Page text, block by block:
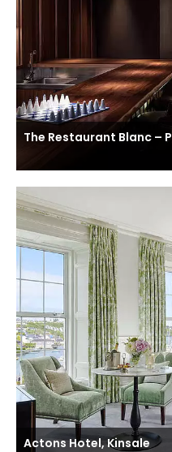
The Restaurant Blanc –
Actons Hotel, Kinsale